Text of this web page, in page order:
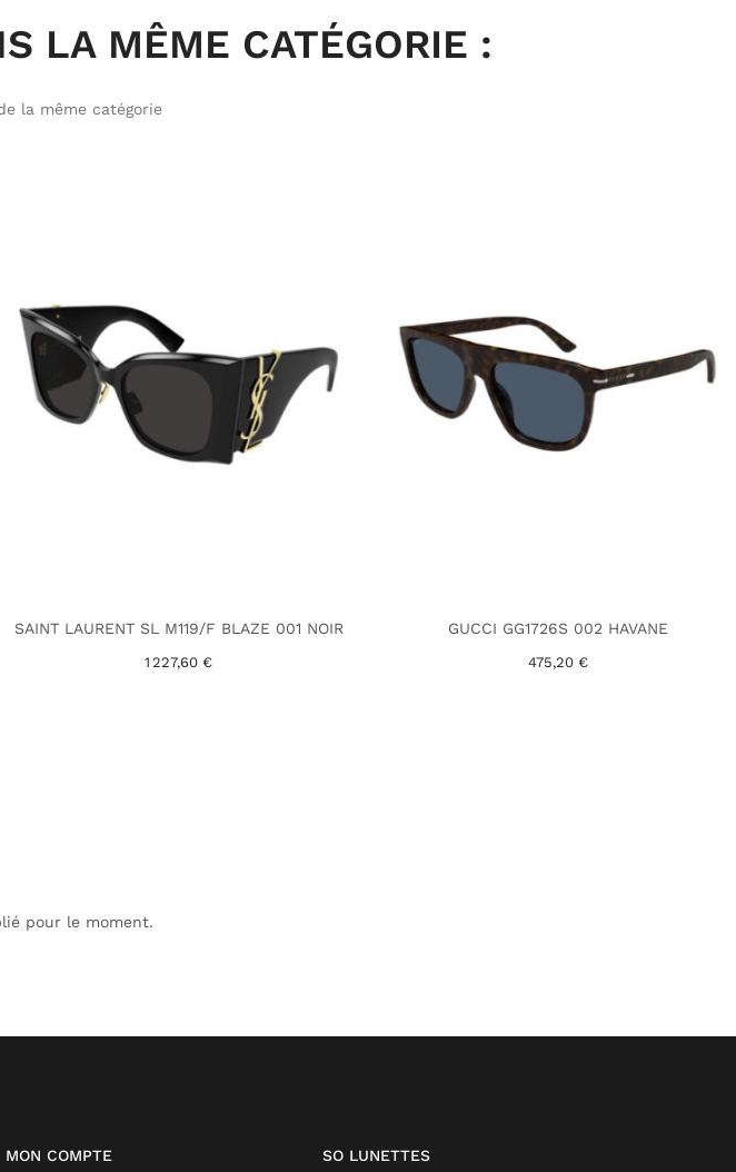
LA MÊME CATÉGORIE :
la même catégorie
SAINT LAURENT SL M119/F BLAZE 001 NOIR
1 227,60 €
GUCCI GG1726S 002 HAVANE
475,20 €
pour le moment.
MON COMPTE SO LUNETTES